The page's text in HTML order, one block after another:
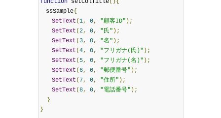
function setColTitle(){
ssSample{
SetText (1, 0, "顧客ID" );
SetText (2, 0, "氏" );
SetText ( 3, 0, "名" );
SetText (4, 0, "フリガナ(氏)" );
SetText ( 5, 0, "フリガナ(名)" );
SetText ( 6, 0, "郵便番号" );
SetText ( 7, 0, "住所" );
SetText (8, 0, "電話番号" );
}
}